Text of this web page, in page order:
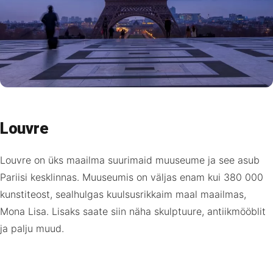
Louvre
Louvre on üks maailma suurimaid muuseume ja see asub
Pariisi kesklinnas. Muuseumis on väljas enam kui 380 000
kunstiteost, sealhulgas kuulsusrikkaim maal maailmas,
Mona Lisa. Lisaks saate siin näha skulptuure, antiikmööblit
ja palju muud.